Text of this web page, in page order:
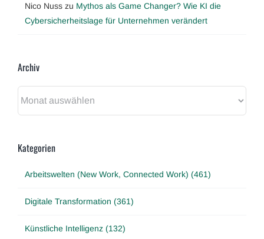
Nico Nuss zu Mythos als Game Changer? Wie KI die
Cybersicherheitslage für Unternehmen verändert
Archiv
Kategorien
Arbeitswelten (New Work, Connected Work) (461)
Digitale Transformation (361)
Künstliche Intelligenz (132)